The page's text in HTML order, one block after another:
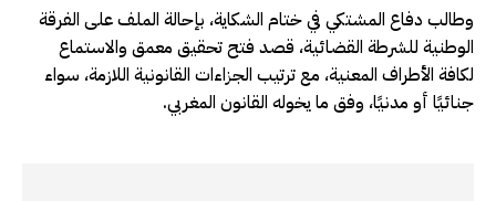
وطالب دفاع المشتكي في ختام الشكاية، بإحالة الملف على الفرقة
الوطنية للشرطة القضائية، قصد فتح تحقيق معمق والاستماع
لكافة الأطراف المعنية، مع ترتيب الجزاءات القانونية اللازمة، سواء
جنائيًا أو مدنيًا، وفق ما يخوله القانون المغربي.